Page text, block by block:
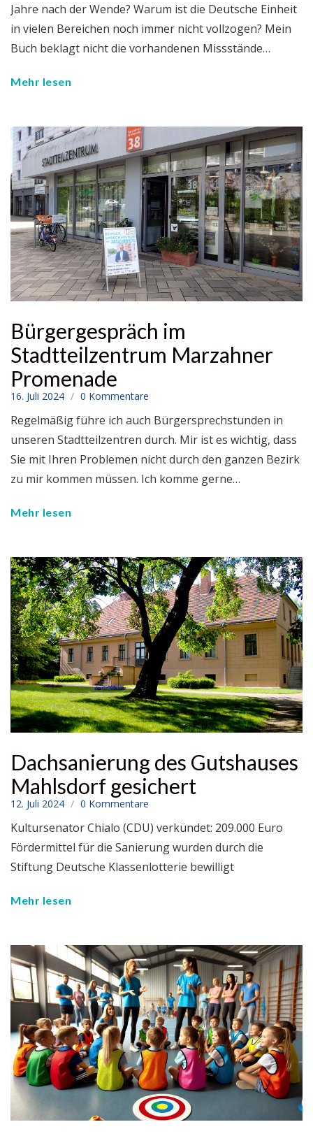
Jahre nach der Wende? Warum ist die Deutsche Einheit
in vielen Bereichen noch immer nicht vollzogen? Mein
Buch beklagt nicht die vorhandenen Missstände…
Mehr lesen
Bürgergespräch im
Stadtteilzentrum Marzahner
Promenade
16. Juli 2024 0 Kommentare
Regelmäßig führe ich auch Bürgersprechstunden in
unseren Stadtteilzentren durch. Mir ist es wichtig, dass
Sie mit Ihren Problemen nicht durch den ganzen Bezirk
zu mir kommen müssen. Ich komme gerne…
Mehr lesen
Dachsanierung des Gutshauses
Mahlsdorf gesichert
12. Juli 2024 0 Kommentare
Kultursenator Chialo (CDU) verkündet: 209.000 Euro
Fördermittel für die Sanierung wurden durch die
Stiftung Deutsche Klassenlotterie bewilligt
Mehr lesen